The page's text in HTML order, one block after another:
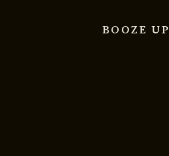
BOOZE UP